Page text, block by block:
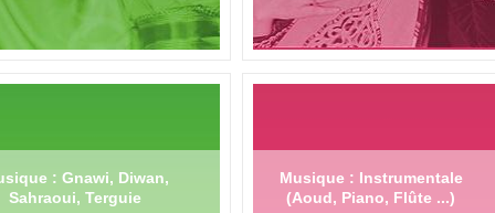
: Gnawi, Diwan,
Sahraoui, Terguie
Musique : Instrumentale
(Aoud, Piano, Flûte ...)